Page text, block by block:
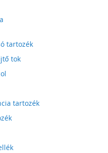
tartozék
tok
tartozék